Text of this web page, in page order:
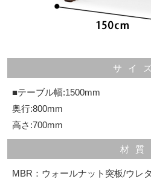
サイ
■テーブル幅:1500mm
奥行:800mm
高さ:700mm
材質
MBR：ウォールナット突板/ウレ